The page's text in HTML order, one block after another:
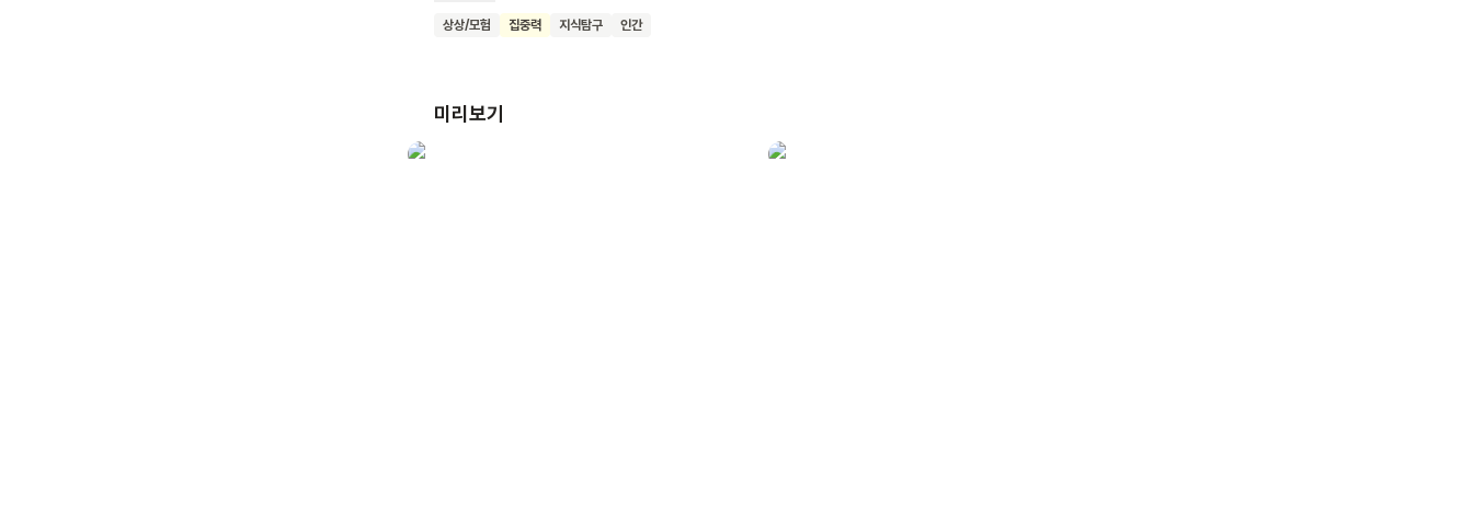
해줘요. 낸시는 아빠의 이야기를 들으며 별자리의 모양과 그에 얽힌 신화, 그리고 우주의
교육적인 면에서도 뛰어나요. 이 책을 읽은 어린이들이 밤하늘을 바라볼 때마다 호기심과
상상력을 발휘하여 우주의 신비로움을 느끼고, 과학에 대한 관심도 높아지기를 기대해요.
상상/모험 집중력 지식탐구 인간
미리보기